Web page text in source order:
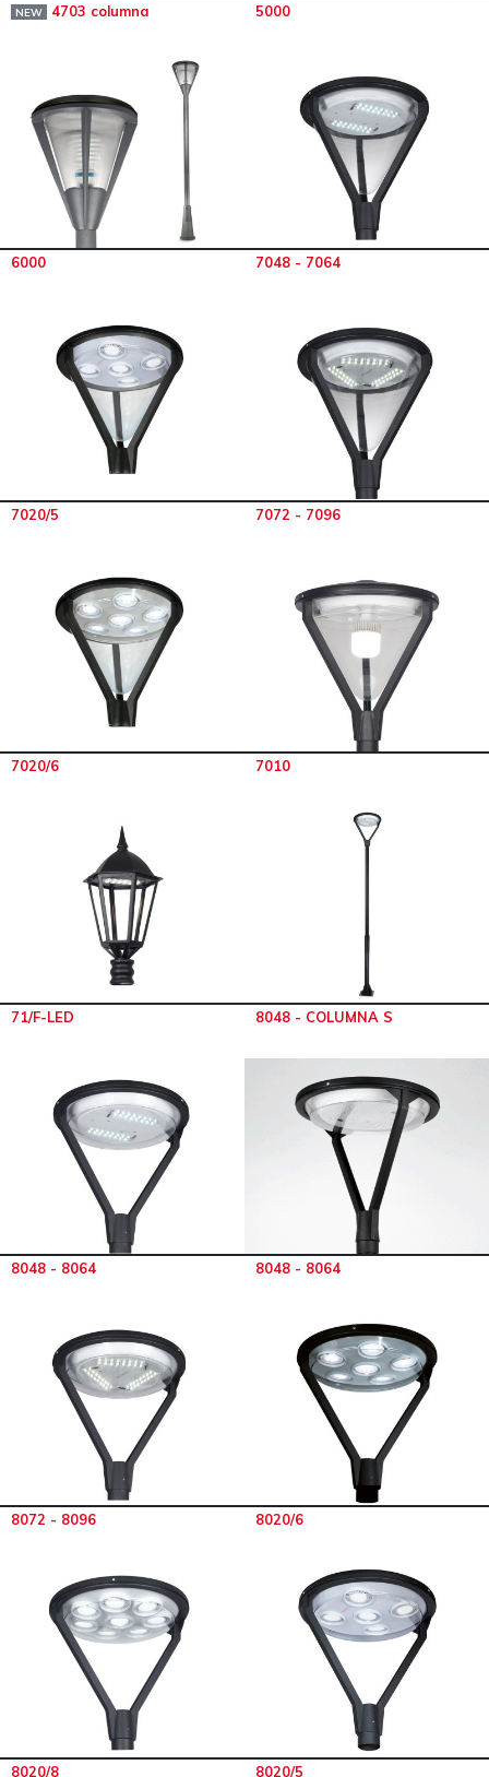
NEW 4703 columna 5000
6000 7048 - 7064
7020/5 7072 - 7096
7020/6 7010
71/F-LED 8048 - COLUMNA S
8048 - 8064 8048 - 8064
8072 - 8096 8020/6
8020/8 8020/5